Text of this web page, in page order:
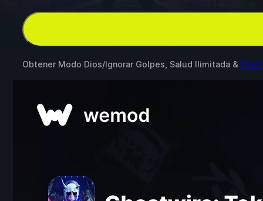
Obtener Modo Dios/Ignorar Golpes, Salud Ilimitada & 15